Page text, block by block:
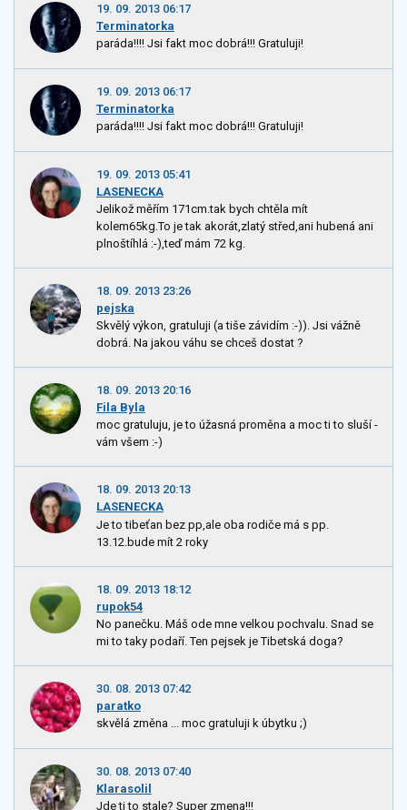
19. 09. 2013 06:17
Terminatorka
paráda!!!! Jsi fakt moc dobrá!!! Gratuluji!
19. 09. 2013 06:17
Terminatorka
paráda!!!! Jsi fakt moc dobrá!!! Gratuluji!
19. 09. 2013 05:41
LASENECKA
Jelikož měřím 171cm.tak bych chtěla mít
kolem65kg.To je tak akorát,zlatý střed,ani hubená ani
plnoštíhlá :-),teď mám 72 kg.
18. 09. 2013 23:26
pejska
Skvělý výkon, gratuluji (a tiše závidím :-)). Jsi vážně
dobrá. Na jakou váhu se chceš dostat ?
18. 09. 2013 20:16
Fila Byla
moc gratuluju, je to úžasná proměna a moc ti to sluší -
vám všem :-)
18. 09. 2013 20:13
LASENECKA
Je to tibeťan bez pp,ale oba rodiče má s pp.
13.12.bude mít 2 roky
18. 09. 2013 18:12
rupok54
No panečku. Máš ode mne velkou pochvalu. Snad se
mi to taky podaří. Ten pejsek je Tibetská doga?
30. 08. 2013 07:42
paratko
skvělá změna ... moc gratuluji k úbytku ;)
30. 08. 2013 07:40
Klarasolil
Jde ti to stale? Super zmena!!!